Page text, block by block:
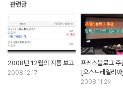
관련글
2008년 12월의 지름 보고
2008.12.17
프레스블로그 주
[오스트레일리아
스케치
2008.11.29